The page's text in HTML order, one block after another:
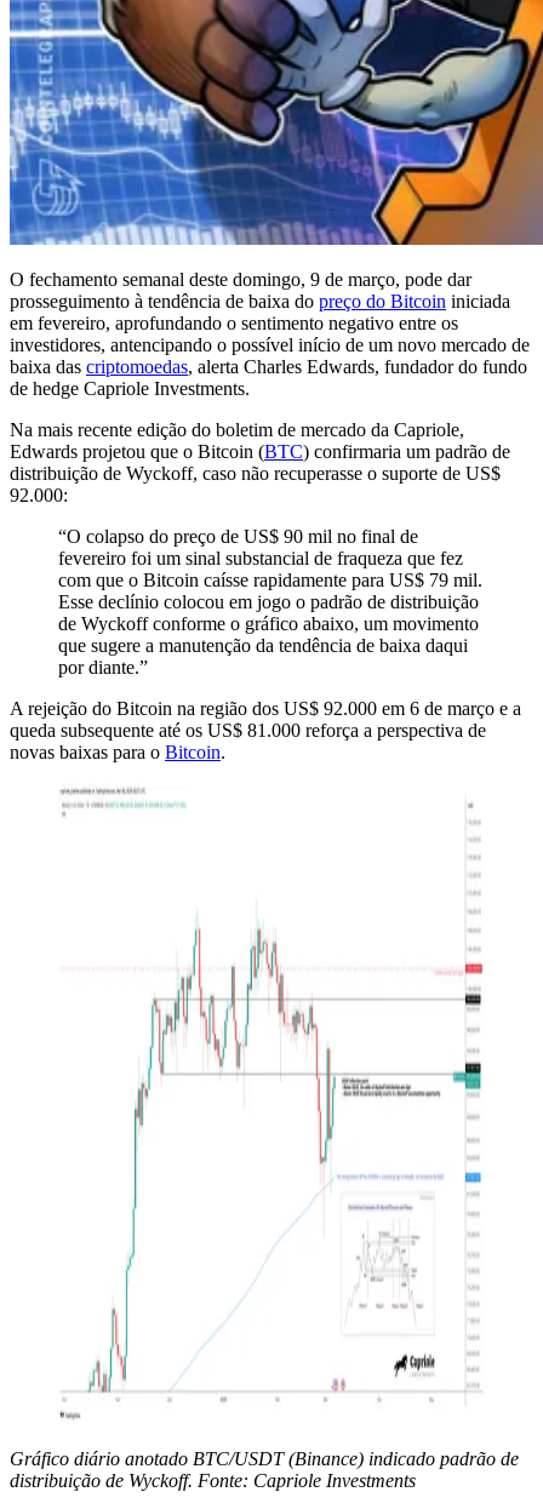
O fechamento semanal deste domingo, 9 de março, pode dar
prosseguimento à tendência de baixa do preço do Bitcoin iniciada
em fevereiro, aprofundando o sentimento negativo entre os
investidores, antencipando o possível início de um novo mercado de
baixa das criptomoedas, alerta Charles Edwards, fundador do fundo
de hedge Capriole Investments.
Na mais recente edição do boletim de mercado da Capriole,
Edwards projetou que o Bitcoin (BTC) confirmaria um padrão de
distribuição de Wyckoff, caso não recuperasse o suporte de US$
92.000:
“O colapso do preço de US$ 90 mil no final de
fevereiro foi um sinal substancial de fraqueza que fez
com que o Bitcoin caísse rapidamente para US$ 79 mil.
Esse declínio colocou em jogo o padrão de distribuição
de Wyckoff conforme o gráfico abaixo, um movimento
que sugere a manutenção da tendência de baixa daqui
por diante.”
A rejeição do Bitcoin na região dos US$ 92.000 em 6 de março e a
queda subsequente até os US$ 81.000 reforça a perspectiva de
novas baixas para o Bitcoin.
Gráfico diário anotado BTC/USDT (Binance) indicado padrão de
distribuição de Wyckoff. Fonte: Capriole Investments